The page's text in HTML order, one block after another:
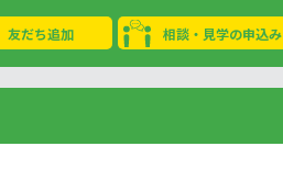
友だち追加 相談・見学の申込み